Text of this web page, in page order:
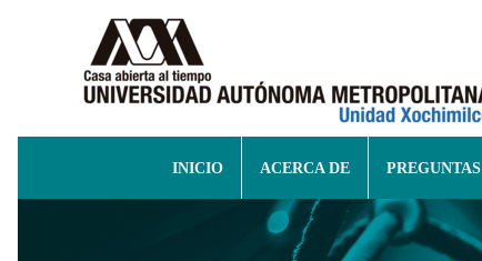
INICIO ACERCA DE